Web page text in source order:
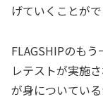
げていくことが
FLAGSHIPのも
レテストが実施
が身についてい